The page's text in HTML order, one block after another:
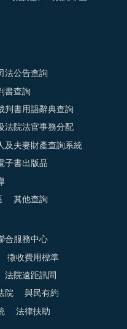
法公告查詢
書查詢
判書用語辭典查詢
法院法官事務分配
及夫妻財產查詢系統
子書出版品
其他查詢
合服務中心
徵收費用標準
法院遠距訊問
院 與民有約
法律扶助